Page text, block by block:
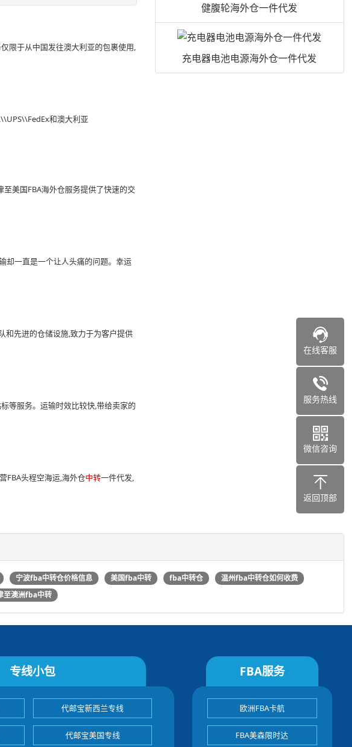
限于从中国发往澳大利亚的包裹使用,
和澳大利亚
至美国FBA海外仓服务提供了快速的交
却一直是一个让人头痛的问题。幸运
和先进的仓储设施,致力于为客户提供
等服务。运输时效比较快,带给卖家的
FBA头程空海运,海外仓中转一件代发,
健腹轮海外仓一件代发
充电器电池电源海外仓一件代发
宁波fba中转仓价格信息 美国fba中转 fba中转仓
温州fba中转仓如何收费
至澳洲fba中转
专线小包
代邮宝新西兰专线
代邮宝美国专线
FBA服务
欧洲FBA卡航
FBA美森限时达
在线客服
服务热线
微信咨询
返回顶部